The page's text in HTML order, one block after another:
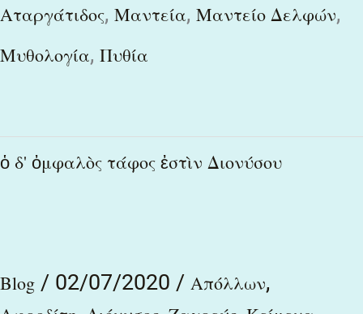
Αταργάτιδος, Μαντεία, Μαντείο Δελφών,
Μυθολογία, Πυθία
ὁ δ' ὀμφαλὸς τάφος ἐστὶν Διονύσου
Blog / 02/07/2020 / Απόλλων,
ὁ
ἐστὶν